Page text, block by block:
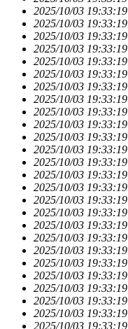
2025/10/03 19:33:19
2025/10/03 19:33:19
2025/10/03 19:33:19
2025/10/03 19:33:19
2025/10/03 19:33:19
2025/10/03 19:33:19
2025/10/03 19:33:19
2025/10/03 19:33:19
2025/10/03 19:33:19
2025/10/03 19:33:19
2025/10/03 19:33:19
2025/10/03 19:33:19
2025/10/03 19:33:19
2025/10/03 19:33:19
2025/10/03 19:33:19
2025/10/03 19:33:19
2025/10/03 19:33:19
2025/10/03 19:33:19
2025/10/03 19:33:19
2025/10/03 19:33:19
2025/10/03 19:33:19
2025/10/03 19:33:19
2025/10/03 19:33:19
2025/10/03 19:33:19
2025/10/03 19:33:19
2025/10/03 19:33:19